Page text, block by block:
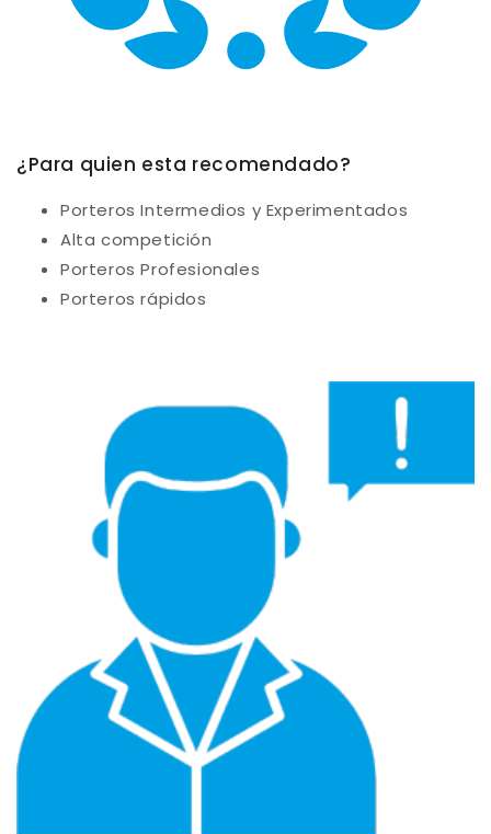
¿Para quien esta recomendado?
Porteros Intermedios y Experimentados
Alta competición
Porteros Profesionales
Porteros rápidos